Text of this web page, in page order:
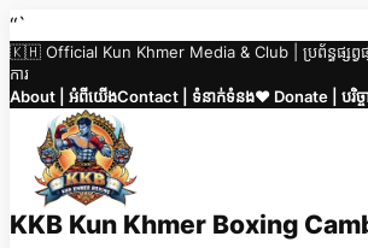
Skip
to
content
“`
🇰🇭 Official Kun Khmer Media & Club | ប្រព័ន្ធផ្សព្វផ្សា
ការ
About | អំពីយើងContact | ទំនាក់ទំនង❤️ Donate | បរិច្ច
KKB Kun Khmer Boxing